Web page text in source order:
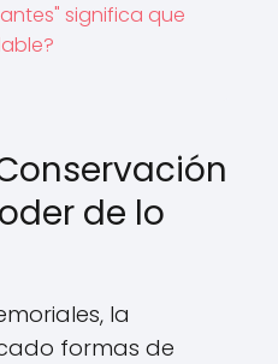
significa que
de lo
la
formas de